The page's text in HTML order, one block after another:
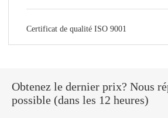
Certificat de qualité ISO 9001
Obtenez le dernier prix? Nous
possible (dans les 12 heures)